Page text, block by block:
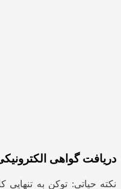
دریافت گواهی
نکته حیاتی: توکن به